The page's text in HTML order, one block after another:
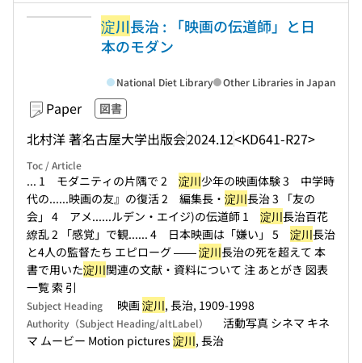
淀川長治 : 「映画の伝道師」と日
本のモダン
Paper 図書
北村洋 著名古屋大学出版会2024.12<KD641-R27>
National Diet Library Other Libraries in Japan
Toc / Article
... 1 モダニティの片隅で 2 淀川少年の映画体験 3 中学時
代の......映画の友』の復活 2 編集長・ 淀川長治 3 「友の
会」 4 アメ......ルデン・エイジ)の伝道師 1 淀川長治百花
繚乱 2 「感覚」で観...... 4 日本映画は「嫌い」 5 淀川長治
と4人の監督たち エピローグ ——淀川長治の死を超えて 本
書で用いた淀川関連の文献・資料について 注 あとがき 図表
一覧 索 引
Subject Heading 映画淀川, 長治, 1909-1998
Authority（Subject Heading/altLabel）
活動写真 シネマ キネ
マ ムービー Motion pictures 淀川, 長治